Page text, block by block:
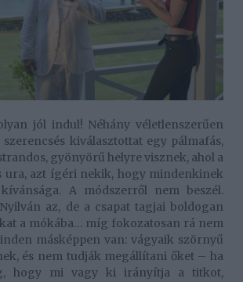
jól indul! Néhány véletlenszerűen
szerencsés kiválasztottat egy pálmafás,
gyönyörű helyre visznek, ahol a
ura, azt ígéri nekik, hogy mindenkinek
A módszerről nem beszél.
Nyilván az, de a csapat tagjai boldogan
a mókába… míg fokozatosan rá nem
másképpen van: vágyaik szörnyű
és nem tudják megállítani őket – ha
hogy mi vagy ki irányítja a titkot,